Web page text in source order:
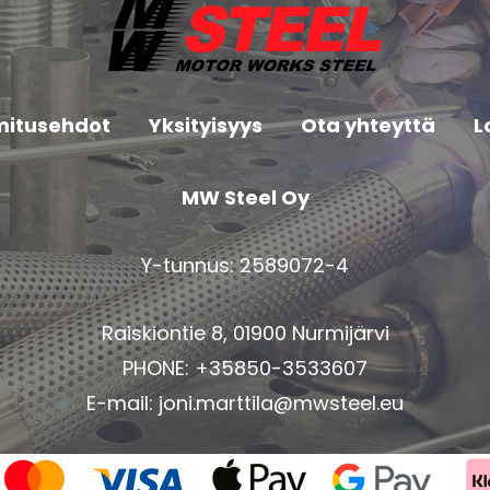
Yksityisyys Ota yhteyttä
MW Steel Oy
Y-tunnus: 2589072-4
Raiskiontie 8, 01900 Nurmijärvi
PHONE: +35850-3533607
E-mail: joni.marttila@mwsteel.eu